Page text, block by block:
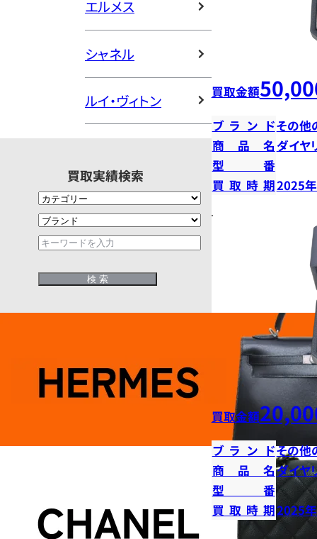
エルメス
シャネル
ルイ・ヴィトン
買取実績検索
買取金額
ブランドその他
商品名ダイヤ
型番
買取時期2025
買取金額
ブランドその他
商品名ダイヤ
型番
買取時期2025